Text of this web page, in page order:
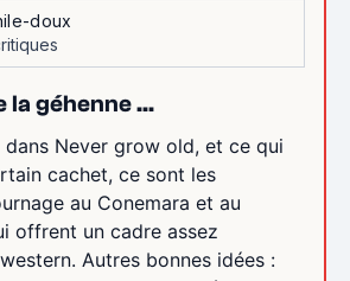
doux
la géhenne ...
dans Never grow old, et ce qui
cachet, ce sont les
au Conemara et au
offrent un cadre assez
Autres bonnes idées :